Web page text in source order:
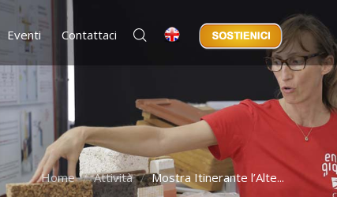
Eventi Contattaci
Home Attività Mostra Itinerante l’Alte...